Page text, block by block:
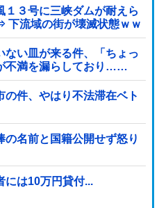
１３号に三峡ダムが耐えら
下流域の街が壊滅状態ｗｗ
ない皿が来る件、「ちょっ
不満を漏らしており……
の件、やはり不法滞在ベト
名前と国籍公開せず怒り
には10万円貸付...